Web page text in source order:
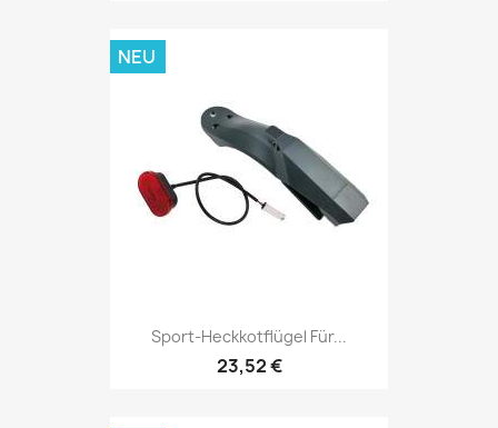
Sport-Heckkotflügel Für...
23,52 €
NEU